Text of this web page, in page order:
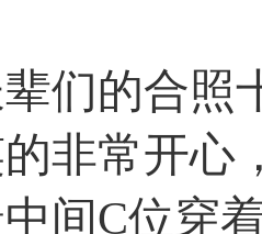
们的合照
非常开心
间C位穿